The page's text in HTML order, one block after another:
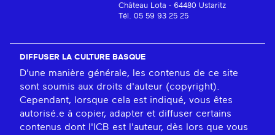
Château Lota - 64480 Ustaritz
Tél. 05 59 93 25 25
DIFFUSER LA CULTURE BASQUE
D'une manière générale, les contenus de ce site
sont soumis aux droits d'auteur (copyright).
Cependant, lorsque cela est indiqué, vous êtes
autorisé.e à copier, adapter et diffuser certains
contenus dont l'ICB est l'auteur, dès lors que vous